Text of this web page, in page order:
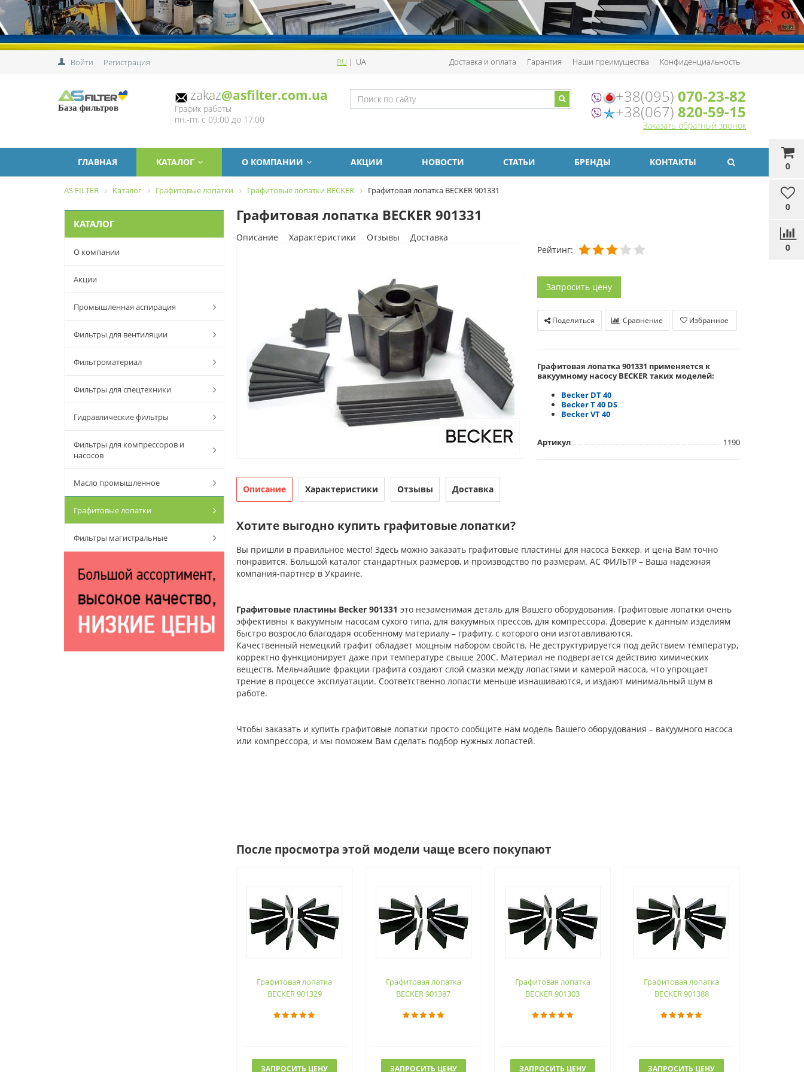
Войти Регистрация RU| UA Доставка и оплата Гарантия Наши преимущества Конфиденциальность
0
0
0
База фильтров
zakaz@asfilter.com.ua
График работы
пн.-пт. с 09:00 до 17:00
+38(095) 070-23-82
+38(067) 820-59-15
Заказать обратный звонок
ГЛАВНАЯ КАТАЛОГ О КОМПАНИИ АКЦИИ НОВОСТИ СТАТЬИ БРЕНДЫ КОНТАКТЫ
AS FILTER Каталог Графитовые лопатки Графитовые лопатки BECKER Графитовая лопатка BECKER 901331
КАТАЛОГ
О компании
Акции
Промышленная аспирация
Фильтры для вентиляции
Фильтроматериал
Фильтры для спецтехники
Гидравлические фильтры
Фильтры для компрессоров и
насосов
Масло промышленное
Графитовые лопатки
Фильтры магистральные
Графитовая лопатка BECKER 901331
Описание Характеристики Отзывы
Доставка
Рейтинг:
Запросить цену
Поделиться Сравнение Избранное
Графитовая лопатка 901331 применяется к
вакуумному насосу BECKER таких моделей:
Becker DT 40
Becker T 40 DS
Becker VT 40
Артикул 1190
Описание Характеристики Отзывы Доставка
Хотите выгодно купить графитовые лопатки?
Вы пришли в правильное место! Здесь можно заказать графитовые пластины для насоса Беккер, и цена Вам точно
понравится. Большой каталог стандартных размеров, и производство по размерам. АС ФИЛЬТР – Ваша надежная
компания-партнер в Украине.
Графитовые пластины Becker 901331 это незаменимая деталь для Вашего оборудования. Графитовые лопатки очень
эффективны к вакуумным насосам сухого типа, для вакуумных прессов, для компрессора. Доверие к данным изделиям
быстро возросло благодаря особенному материалу – графиту, с которого они изготавливаются.
Качественный немецкий графит обладает мощным набором свойств. Не деструктурируется под действием температур,
корректно функционирует даже при температуре свыше 200С. Материал не подвергается действию химических
веществ. Мельчайшие фракции графита создают слой смазки между лопастями и камерой насоса, что упрощает
трение в процессе эксплуатации. Соответственно лопасти меньше изнашиваются, и издают минимальный шум в
работе.
Чтобы заказать и купить графитовые лопатки просто сообщите нам модель Вашего оборудования – вакуумного насоса
или компрессора, и мы поможем Вам сделать подбор нужных лопастей.
После просмотра этой модели чаще всего покупают
Графитовая лопатка
BECKER 901329
ЗАПРОСИТЬ ЦЕНУ
Графитовая лопатка
BECKER 901387
ЗАПРОСИТЬ ЦЕНУ
Графитовая лопатка
BECKER 901303
ЗАПРОСИТЬ ЦЕНУ
Графитовая лопатка
BECKER 901388
ЗАПРОСИТЬ ЦЕНУ